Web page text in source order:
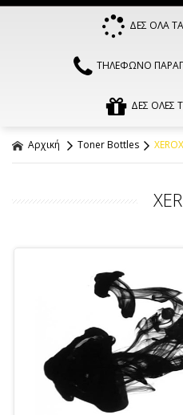
ΔΕΣ ΟΛΑ
ΤΗΛΕΦΩΝΟ
ΔΕΣ ΟΛΕΣ
Αρχική Toner Bottles XEROX